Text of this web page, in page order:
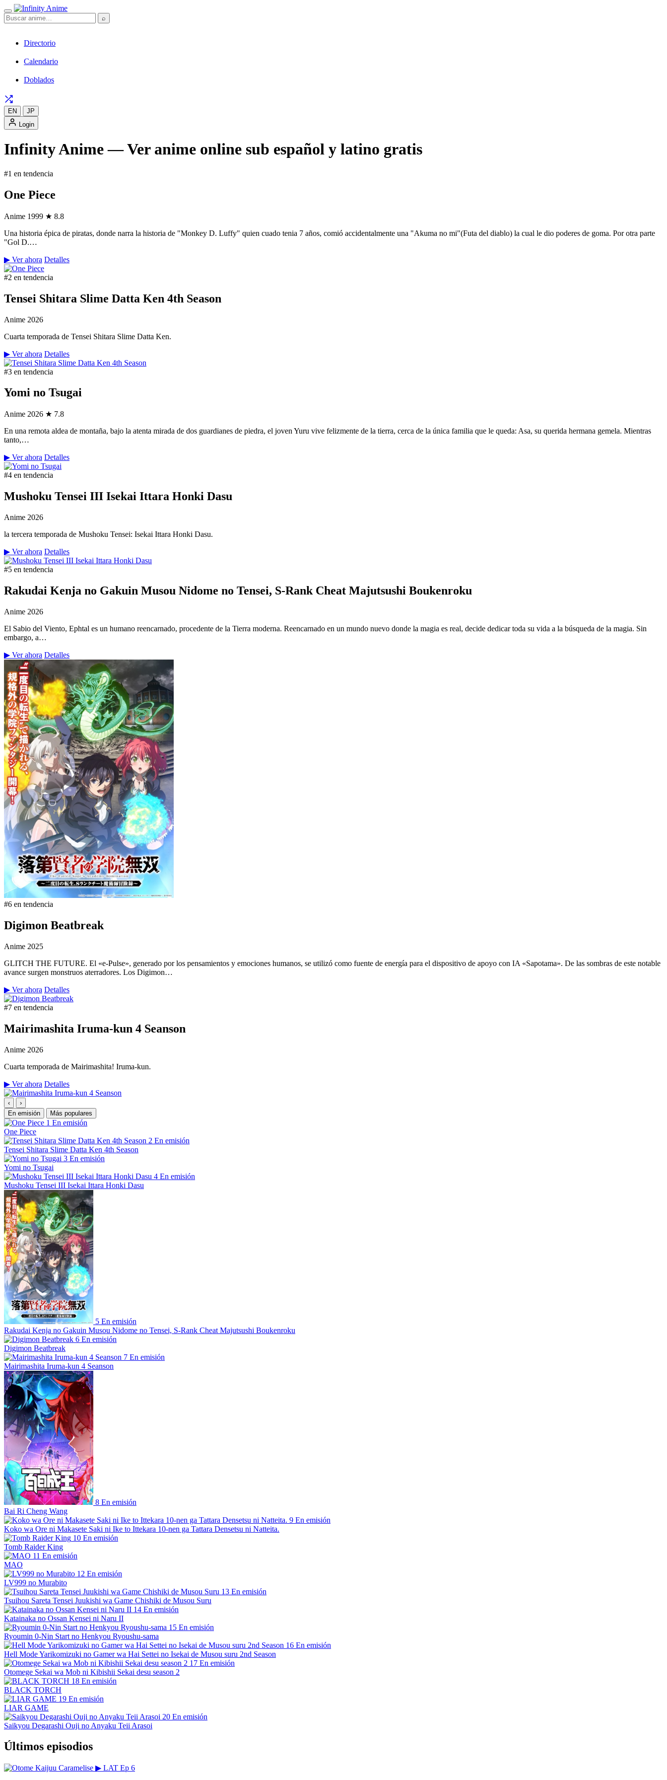
⌕
Directorio
Calendario
Doblados
EN
JP
Login
Infinity Anime — Ver anime online sub español y latino gratis
#1 en tendencia
One Piece
Anime 1999 ★ 8.8
Una historia épica de piratas, donde narra la historia de "Monkey D. Luffy" quien cuado tenia 7 años, comió accidentalmente una "Akuma no mi"(Futa del diablo) la cual le dio poderes de goma. Por otra parte
"Gol D.…
▶ Ver ahora Detalles
#2 en tendencia
Tensei Shitara Slime Datta Ken 4th Season
Anime 2026
Cuarta temporada de Tensei Shitara Slime Datta Ken.
▶ Ver ahora Detalles
#3 en tendencia
Yomi no Tsugai
Anime 2026 ★ 7.8
En una remota aldea de montaña, bajo la atenta mirada de dos guardianes de piedra, el joven Yuru vive felizmente de la tierra, cerca de la única familia que le queda: Asa, su querida hermana gemela. Mientras
tanto,…
▶ Ver ahora Detalles
#4 en tendencia
Mushoku Tensei III Isekai Ittara Honki Dasu
Anime 2026
la tercera temporada de Mushoku Tensei: Isekai Ittara Honki Dasu.
▶ Ver ahora Detalles
#5 en tendencia
Rakudai Kenja no Gakuin Musou Nidome no Tensei, S-Rank Cheat Majutsushi Boukenroku
Anime 2026
El Sabio del Viento, Ephtal es un humano reencarnado, procedente de la Tierra moderna. Reencarnado en un mundo nuevo donde la magia es real, decide dedicar toda su vida a la búsqueda de la magia. Sin
embargo, a…
▶ Ver ahora Detalles
#6 en tendencia
Digimon Beatbreak
Anime 2025
GLITCH THE FUTURE. El «e-Pulse», generado por los pensamientos y emociones humanos, se utilizó como fuente de energía para el dispositivo de apoyo con IA «Sapotama». De las sombras de este notable
avance surgen monstruos aterradores. Los Digimon…
▶ Ver ahora Detalles
#7 en tendencia
Mairimashita Iruma-kun 4 Seanson
Anime 2026
Cuarta temporada de Mairimashita! Iruma-kun.
▶ Ver ahora Detalles
‹
›
En emisión
Más populares
1 En emisión
One Piece
2 En emisión
Tensei Shitara Slime Datta Ken 4th Season
3 En emisión
Yomi no Tsugai
4 En emisión
Mushoku Tensei III Isekai Ittara Honki Dasu
5 En emisión
Rakudai Kenja no Gakuin Musou Nidome no Tensei, S-Rank Cheat Majutsushi Boukenroku
6 En emisión
Digimon Beatbreak
7 En emisión
Mairimashita Iruma-kun 4 Seanson
8 En emisión
Bai Ri Cheng Wang
9 En emisión
Koko wa Ore ni Makasete Saki ni Ike to Ittekara 10-nen ga Tattara Densetsu ni Natteita.
10 En emisión
Tomb Raider King
11 En emisión
MAO
12 En emisión
LV999 no Murabito
13 En emisión
Tsuihou Sareta Tensei Juukishi wa Game Chishiki de Musou Suru
14 En emisión
Katainaka no Ossan Kensei ni Naru II
15 En emisión
Ryoumin 0-Nin Start no Henkyou Ryoushu-sama
16 En emisión
Hell Mode Yarikomizuki no Gamer wa Hai Settei no Isekai de Musou suru 2nd Season
17 En emisión
Otomege Sekai wa Mob ni Kibishii Sekai desu season 2
18 En emisión
BLACK TORCH
19 En emisión
LIAR GAME
20 En emisión
Saikyou Degarashi Ouji no Anyaku Teii Arasoi
Últimos episodios
▶ LAT Ep 6